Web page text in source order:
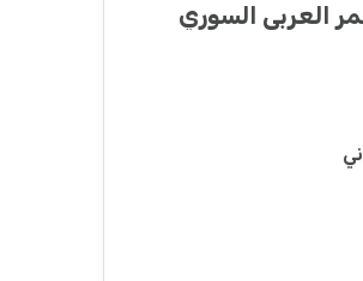
العربي السوري